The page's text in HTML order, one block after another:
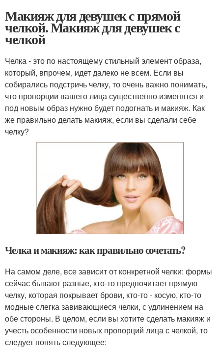
Макияж для девушек с прямой
челкой. Макияж для девушек с
челкой
Челка - это по настоящему стильный элемент образа,
который, впрочем, идет далеко не всем. Если вы
собирались подстричь челку, то очень важно понимать,
что пропорции вашего лица существенно изменятся и
под новым образ нужно будет подогнать и макияж. Как
же правильно делать макияж, если вы сделали себе
челку?
Челка и макияж: как правильно сочетать?
На самом деле, все зависит от конкретной челки: формы
сейчас бывают разные, кто-то предпочитает прямую
челку, которая покрывает брови, кто-то - косую, кто-то
модные слегка завивающиеся челки, с удлинением на
обе стороны. В целом, если вы хотите сделать макияж и
учесть особенности новых пропорций лица с челкой, то
следует понять следующее: